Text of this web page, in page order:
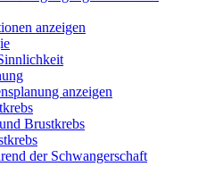
anzeigen
anzeigen
Brustkrebs
der Schwangerschaft